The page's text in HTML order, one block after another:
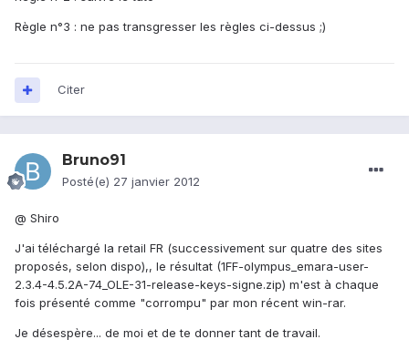
Règle n°3 : ne pas transgresser les règles ci-dessus ;)
Citer
Bruno91
Posté(e) 27 janvier 2012
@ Shiro
J'ai téléchargé la retail FR (successivement sur quatre des sites
proposés, selon dispo),, le résultat (1FF-olympus_emara-user-
2.3.4-4.5.2A-74_OLE-31-release-keys-signe.zip) m'est à chaque
fois présenté comme "corrompu" par mon récent win-rar.
Je désespère... de moi et de te donner tant de travail.